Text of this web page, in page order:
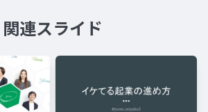
関連スライド